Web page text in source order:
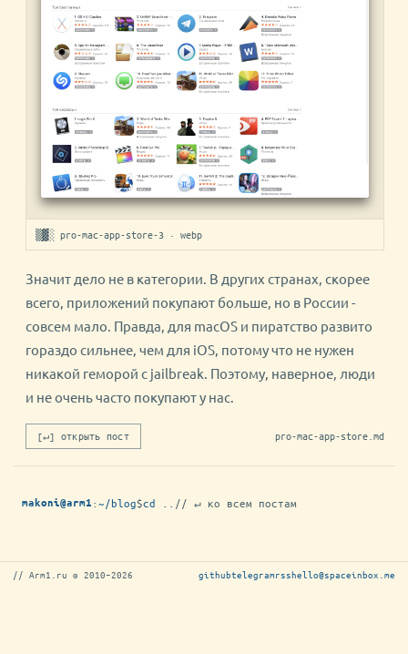
▒▓░ pro-mac-app-store-3 · webp
Значит дело не в категории. В других странах, скорее
всего, приложений покупают больше, но в России -
совсем мало. Правда, для macOS и пиратство развито
гораздо сильнее, чем для iOS, потому что не нужен
никакой геморой с jailbreak. Поэтому, наверное, люди
и не очень часто покупают у нас.
[↵] открыть пост pro-mac-app-store.md
makoni@arm1 :~/blog$cd .. // ↵ ко всем постам
// Arm1.ru © 2010–2026 githubtelegramrsshello@spaceinbox.me